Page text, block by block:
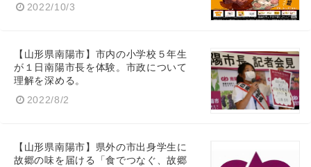
2022/10/3
【山形県南陽市】市内の小学校５年生
が１日南陽市長を体験。市政について
理解を深める。
2022/8/2
【山形県南陽市】県外の市出身学生に
故郷の味を届ける「食でつなぐ、故郷